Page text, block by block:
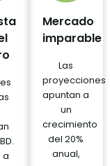
a
Mercado
imparable
Las
proyecciones
apuntan a
un
crecimiento
del 20%
anual,